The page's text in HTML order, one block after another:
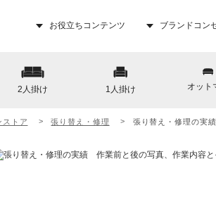
お役立ちコンテンツ ブランドコン
2人掛け 1人掛け オット
ストア 張り替え・修理 張り替え・修理の実績